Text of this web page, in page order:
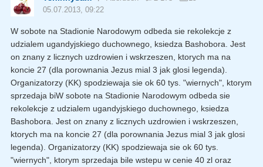
05.07.2013, 09:22
W sobote na Stadionie Narodowym odbeda sie rekolekcje z
udzialem ugandyjskiego duchownego, ksiedza Bashobora. Jest
on znany z licznych uzdrowien i wskrzeszen, ktorych ma na
koncie 27 (dla porownania Jezus mial 3 jak glosi legenda).
Organizatorzy (KK) spodziewaja sie ok 60 tys. "wiernych", ktorym
sprzedaja biW sobote na Stadionie Narodowym odbeda sie
rekolekcje z udzialem ugandyjskiego duchownego, ksiedza
Bashobora. Jest on znany z licznych uzdrowien i wskrzeszen,
ktorych ma na koncie 27 (dla porownania Jezus mial 3 jak glosi
legenda). Organizatorzy (KK) spodziewaja sie ok 60 tys.
"wiernych", ktorym sprzedaja bile wstepu w cenie 40 zl oraz